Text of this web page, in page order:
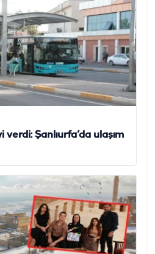
Şanlıurfa’da ulaşım